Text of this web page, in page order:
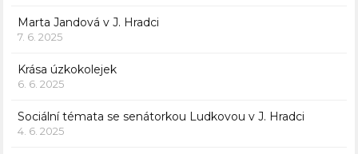
Marta Jandová v J. Hradci
7. 6. 2025
Krása úzkokolejek
6. 6. 2025
Sociální témata se senátorkou Ludkovou v J. Hradci
4. 6. 2025